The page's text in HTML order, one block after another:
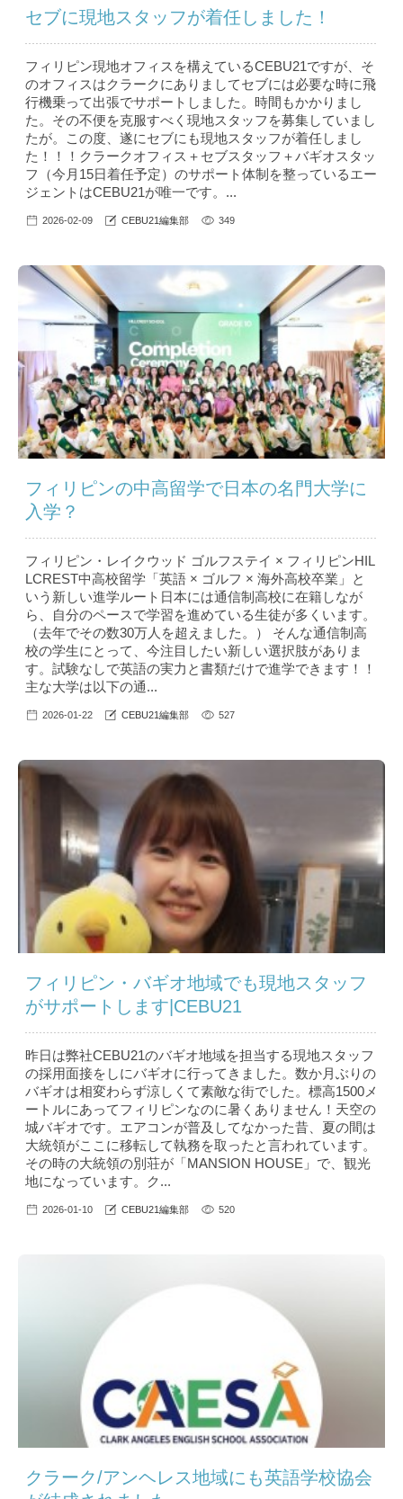
セブに現地スタッフが着任しました！
フィリピン現地オフィスを構えているCEBU21ですが、そ
のオフィスはクラークにありましてセブには必要な時に飛
行機乗って出張でサポートしました。時間もかかりまし
た。その不便を克服すべく現地スタッフを募集していまし
たが。この度、遂にセブにも現地スタッフが着任しまし
た！！！クラークオフィス＋セブスタッフ＋バギオスタッ
フ（今月15日着任予定）のサポート体制を整っているエー
ジェントはCEBU21が唯一です。...
2026-02-09 CEBU21編集部 349
フィリピンの中高留学で日本の名門大学に
入学？
フィリピン・レイクウッド ゴルフステイ × フィリピンHIL
LCREST中高校留学「英語 × ゴルフ × 海外高校卒業」と
いう新しい進学ルート日本には通信制高校に在籍しなが
ら、自分のペースで学習を進めている生徒が多くいます。
（去年でその数30万人を超えました。） そんな通信制高
校の学生にとって、今注目したい新しい選択肢がありま
す。試験なしで英語の実力と書類だけで進学できます！！
主な大学は以下の通...
2026-01-22 CEBU21編集部 527
フィリピン・バギオ地域でも現地スタッフ
がサポートします|CEBU21
昨日は弊社CEBU21のバギオ地域を担当する現地スタッフ
の採用面接をしにバギオに行ってきました。数か月ぶりの
バギオは相変わらず涼しくて素敵な街でした。標高1500メ
ートルにあってフィリピンなのに暑くありません！天空の
城バギオです。エアコンが普及してなかった昔、夏の間は
大統領がここに移転して執務を取ったと言われています。
その時の大統領の別荘が「MANSION HOUSE」で、観光
地になっています。ク...
2026-01-10 CEBU21編集部 520
クラーク/アンヘレス地域にも英語学校協会